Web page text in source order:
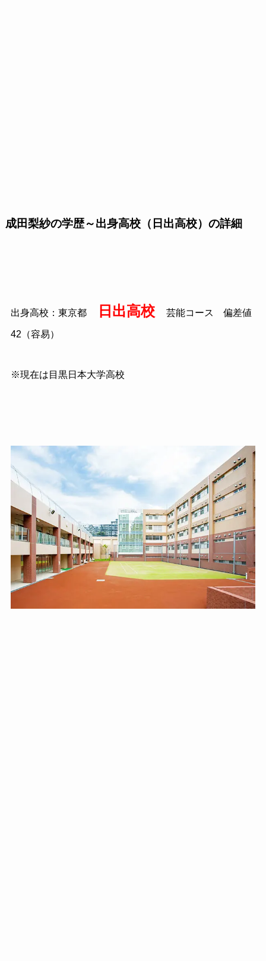
成田梨紗の学歴～出身高校（日出高校）の詳細
出身高校：東京都 日出高校 芸能コース 偏差値
42（容易）
※現在は目黒日本大学高校